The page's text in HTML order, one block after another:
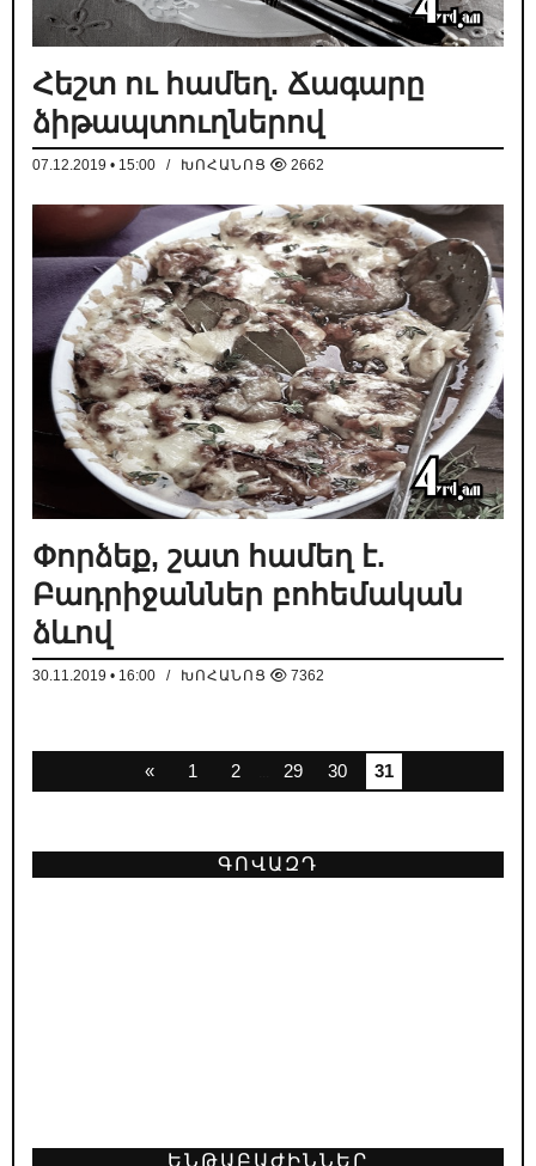
Հեշտ ու համեղ. Ճագարը
ձիթապտուղներով
07.12.2019 • 15:00 / ԽՈՀԱՆՈՑ 2662
Փորձեք, շատ համեղ է.
Բադրիջաններ բոհեմական
ձևով
30.11.2019 • 16:00 / ԽՈՀԱՆՈՑ 7362
« 1 2 29 30 31
ԳՈՎԱԶԴ
ԵՆԹԱԲԱԺԻՆՆԵՐ